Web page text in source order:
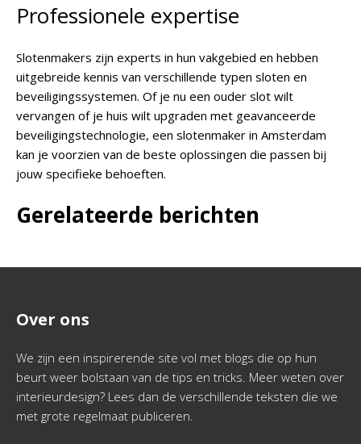
Professionele expertise
Slotenmakers zijn experts in hun vakgebied en hebben
uitgebreide kennis van verschillende typen sloten en
beveiligingssystemen. Of je nu een ouder slot wilt
vervangen of je huis wilt upgraden met geavanceerde
beveiligingstechnologie, een slotenmaker in Amsterdam
kan je voorzien van de beste oplossingen die passen bij
jouw specifieke behoeften.
Gerelateerde berichten
Over ons
We zijn een inspirerende site vol met blogs die op hun
beurt weer bolstaan van de tips en tricks. Meer weten over
interieurdesign? Lees dan de verschillende teksten die we
met grote regelmaat publiceren.